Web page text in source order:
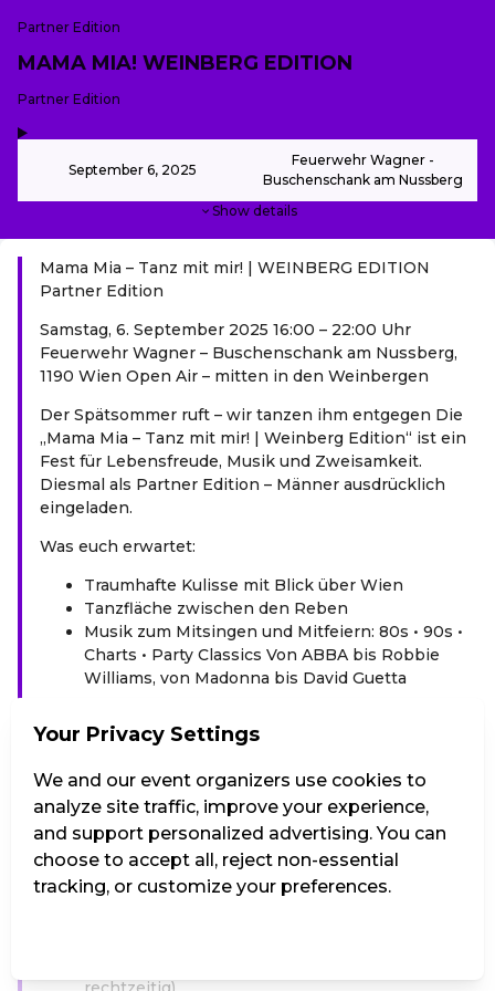
Partner Edition
MAMA MIA! WEINBERG EDITION
-
Partner Edition
September 6, 2025
Feuerwehr Wagner -
Buschenschank am Nussberg
Show details
Mama Mia – Tanz mit mir! | WEINBERG EDITION
Partner Edition
Samstag, 6. September 2025 16:00 – 22:00 Uhr
Feuerwehr Wagner – Buschenschank am Nussberg,
1190 Wien Open Air – mitten in den Weinbergen
Der Spätsommer ruft – wir tanzen ihm entgegen Die
„Mama Mia – Tanz mit mir! | Weinberg Edition“ ist ein
Fest für Lebensfreude, Musik und Zweisamkeit.
Diesmal als Partner Edition – Männer ausdrücklich
eingeladen.
Was euch erwartet:
Traumhafte Kulisse mit Blick über Wien
Tanzfläche zwischen den Reben
Musik zum Mitsingen und Mitfeiern: 80s • 90s •
Charts • Party Classics Von ABBA bis Robbie
Williams, von Madonna bis David Guetta
Freund oder Tanzbegleitung. Auch Freundinnen,
willkommen.
Dresscode: Locker, lässig, sommerlich und tanzbereit.
Verpflegung: Feine Weine, erfrischende Drinks und
herzhafte Schmankerl vom Buschenschank.
Your Privacy Settings
We and our event organizers use cookies to
analyze site traffic, improve your experience,
and support personalized advertising. You can
choose to accept all, reject non-essential
tracking, or customize your preferences.